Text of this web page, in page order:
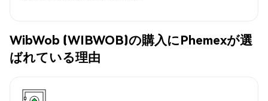
WibWob (WIBWOB)の購入にPhemexが選
ばれている理由